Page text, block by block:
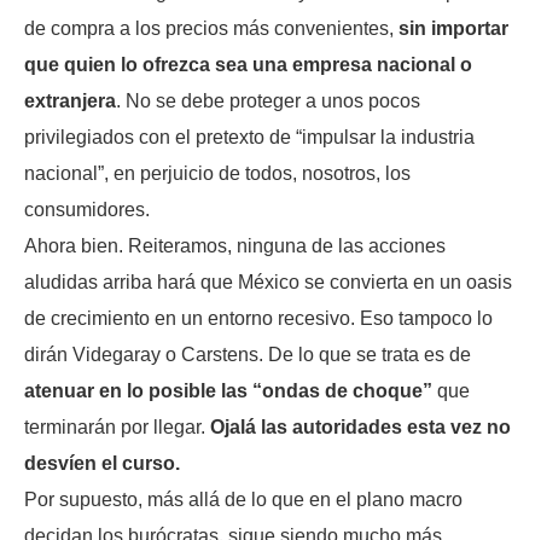
de compra a los precios más convenientes, sin importar
que quien lo ofrezca sea una empresa nacional o
extranjera. No se debe proteger a unos pocos
privilegiados con el pretexto de “impulsar la industria
nacional”, en perjuicio de todos, nosotros, los
consumidores.
Ahora bien. Reiteramos, ninguna de las acciones
aludidas arriba hará que México se convierta en un oasis
de crecimiento en un entorno recesivo. Eso tampoco lo
dirán Videgaray o Carstens. De lo que se trata es de
atenuar en lo posible las “ondas de choque” que
terminarán por llegar. Ojalá las autoridades esta vez no
desvíen el curso.
Por supuesto, más allá de lo que en el plano macro